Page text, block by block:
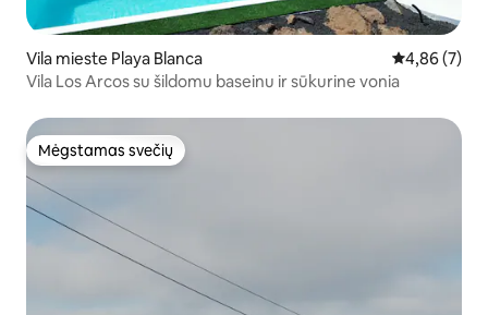
Vila mieste Playa Blanca Vidutinis
4,86 (7)
Vila Los Arcos su šildomu baseinu ir sūkurine vonia
Mėgstamas svečių
Mėgstamas svečių